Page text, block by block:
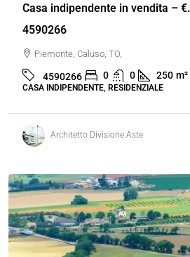
Casa indipendente in vendita –
4590266
Piemonte, Caluso, TO,
4590266 0 0 250 m²
CASA INDIPENDENTE, RESIDENZIALE
Architetto Divisione Aste